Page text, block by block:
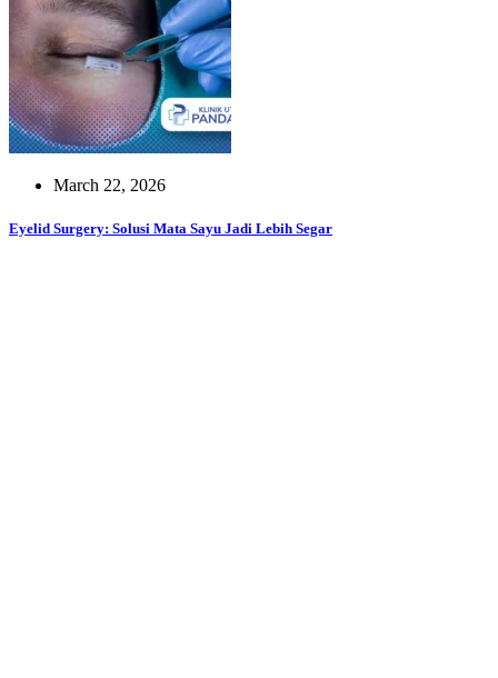
March 22, 2026
Eyelid Surgery: Solusi Mata Sayu Jadi Lebih Segar